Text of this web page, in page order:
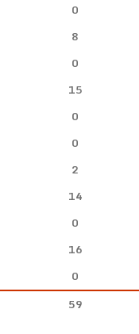
0
8
0
15
0
0
2
14
0
16
0
59